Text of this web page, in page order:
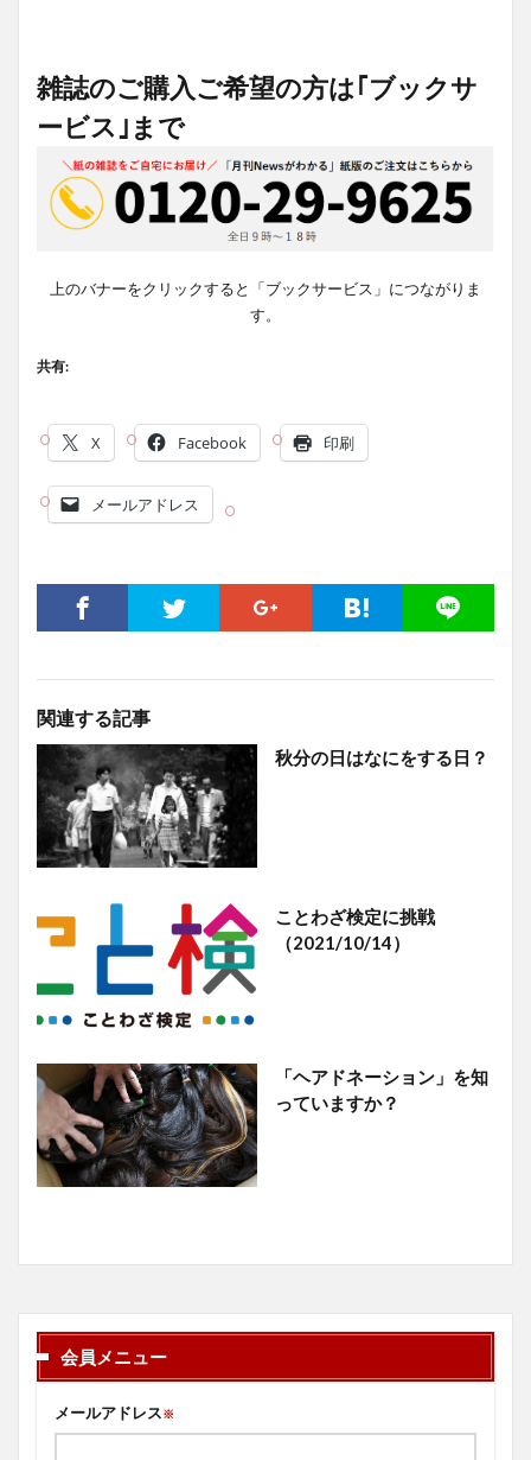
雑誌のご購入ご希望の方は｢ブックサ
ービス｣まで
上のバナーをクリックすると「ブックサービス」につながりま
す。
共有:
X Facebook 印刷
メールアドレス
関連する記事
秋分の日はなにをする日？
ことわざ検定に挑戦
（2021/10/14）
「ヘアドネーション」を知
っていますか？
会員メニュー
メールアドレス※